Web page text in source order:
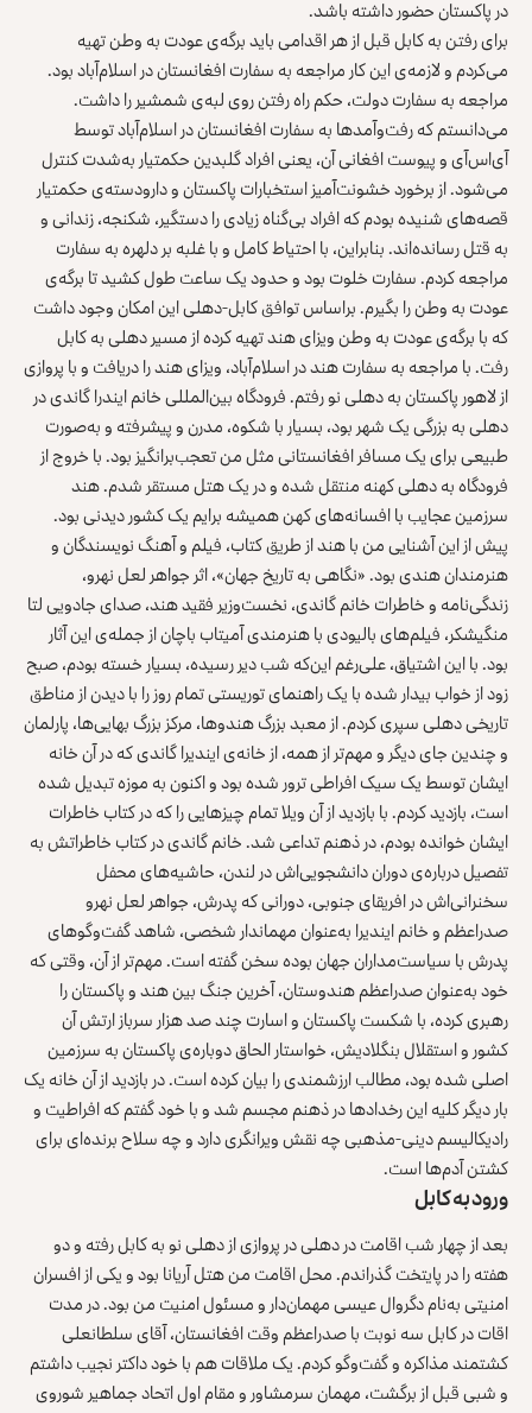
در پاکستان حضور داشته باشد.
برای رفتن به کابل قبل از هر اقدامی باید برگه‌ی عودت به وطن تهیه
می‌کردم و لازمه‌ی این کار مراجعه به سفارت افغانستان در اسلام‌آباد بود.
مراجعه به سفارت دولت، حکم راه رفتن روی لبه‌ی شمشیر را داشت.
می‌دانستم که رفت‌وآمدها به سفارت افغانستان در اسلام‌آباد توسط
آی‌اس‌آی و پیوست افغانی آن، یعنی افراد گلبدین حکمتیار به‌شدت کنترل
می‌شود. از برخورد خشونت‌آمیز استخبارات پاکستان و دارودسته‌ی حکمتیار
قصه‌های شنیده بودم که افراد بی‌گناه زیادی را دستگیر، شکنجه، زندانی و
به قتل رسانده‌اند. بنابراین، با احتیاط کامل و با غلبه بر دلهره به سفارت
مراجعه کردم. سفارت خلوت بود و حدود یک ساعت طول کشید تا برگه‌ی
عودت به وطن را بگیرم. براساس توافق کابل-دهلی این امکان وجود داشت
که با برگه‌ی عودت به وطن ویزای هند تهیه کرده از مسیر دهلی به کابل
رفت. با مراجعه به سفارت هند در اسلام‌آباد، ویزای هند را دریافت و با پروازی
از لاهور پاکستان به دهلی نو رفتم. فرودگاه بین‌المللی خانم ایندرا گاندی در
دهلی به بزرگی یک شهر بود، بسیار با شکوه، مدرن و پیشرفته و به‌صورت
طبیعی برای یک مسافر افغانستانی مثل من تعجب‌برانگیز بود. با خروج از
فرودگاه به دهلی کهنه منتقل شده و در یک هتل مستقر شدم. هند
سرزمین عجایب با افسانه‌های کهن همیشه برایم یک کشور دیدنی بود.
پیش از این آشنایی من با هند از طریق کتاب، فیلم و آهنگ نویسندگان و
هنرمندان هندی بود. «نگاهی به تاریخ جهان»، اثر جواهر لعل نهرو،
زندگی‌نامه و خاطرات خانم گاندی، نخست‌وزیر فقید هند، صدای جادویی لتا
منگیشکر، فیلم‌های بالیودی با هنرمندی آمیتاب باچان از جمله‌ی این آثار
بود. با این اشتیاق، علی‌رغم این‌که شب دیر رسیده، بسیار خسته بودم، صبح
زود از خواب بیدار شده با یک راهنمای توریستی تمام روز را با دیدن از مناطق
تاریخی دهلی سپری کردم. از معبد بزرگ هندوها، مرکز بزرگ بهایی‌ها، پارلمان
و چندین جای دیگر و مهم‌تر از همه، از خانه‌ی ایندیرا گاندی که در آن خانه
ایشان توسط یک سیک افراطی ترور شده بود و اکنون به موزه تبدیل شده
است، بازدید کردم. با بازدید از آن ویلا تمام چیزهایی را که در کتاب خاطرات
ایشان خوانده بودم، در ذهنم تداعی شد. خانم گاندی در کتاب خاطراتش به
تفصیل درباره‌ی دوران دانشجویی‌اش در لندن، حاشیه‌های محفل
سخنرانی‌اش در افریقای جنوبی، دورانی که پدرش، جواهر لعل نهرو
صدراعظم و خانم ایندیرا به‌عنوان مهماندار شخصی، شاهد گفت‌وگوهای
پدرش با سیاست‌مداران جهان بوده سخن گفته است. مهم‌تر از آن، وقتی‌ که
خود به‌عنوان صدراعظم هندوستان، آخرین جنگ بین هند و پاکستان را
رهبری کرده، با شکست پاکستان و اسارت چند صد هزار سرباز ارتش آن
کشور و استقلال بنگلادیش، خواستار الحاق دوباره‌ی پاکستان به سرزمین
اصلی شده بود، مطالب ارزشمندی را بیان کرده است. در بازدید از آن خانه یک
بار دیگر کلیه این رخدادها در ذهنم مجسم شد و با خود گفتم که افراطیت و
رادیکالیسم دینی-مذهبی چه نقش ویرانگری دارد و چه سلاح برنده‌ای برای
کشتن آدم‌ها است.
ورود به کابل
بعد از چهار شب اقامت در دهلی در پروازی از دهلی نو به کابل رفته و دو
هفته را در پایتخت گذراندم. محل اقامت من هتل آریانا بود و یکی از افسران
امنیتی به‌نام دگروال عیسی مهمان‌دار و مسئول امنیت من بود. در مدت
اقات در کابل سه نوبت با صدراعظم وقت افغانستان، آقای سلطانعلی
کشتمند مذاکره و گفت‌وگو کردم. یک ملاقات هم با خود داکتر نجیب داشتم
و شبی قبل از برگشت، مهمان سرمشاور و مقام اول اتحاد جماهیر شوروی